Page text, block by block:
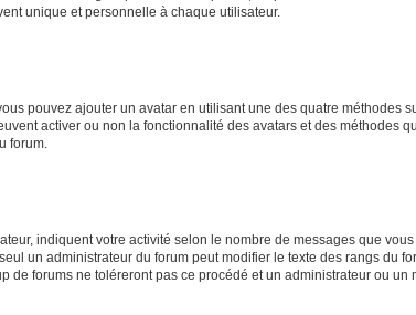
unique et personnelle à chaque utilisateur.
pouvez ajouter un avatar en utilisant une des quatre méthodes
activer ou non la fonctionnalité des avatars et des méthodes
forum.
indiquent votre activité selon le nombre de messages que
un administrateur du forum peut modifier le texte des rangs du
de forums ne toléreront pas ce procédé et un administrateur ou